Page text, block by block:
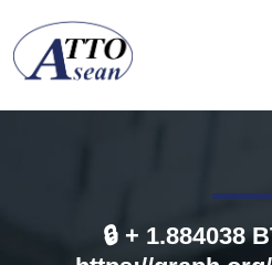
🔒 + 1.884038